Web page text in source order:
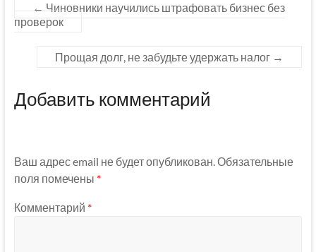
← Чиновники научились штрафовать бизнес без
проверок
Прощая долг, не забудьте удержать налог →
Добавить комментарий
Ваш адрес email не будет опубликован. Обязательные
поля помечены *
Комментарий *